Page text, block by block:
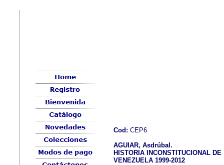
Cod: CEP6
AGUIAR, Asdrúbal.
HISTORIA INCONSTITUCIONAL DE
VENEZUELA 1999-2012